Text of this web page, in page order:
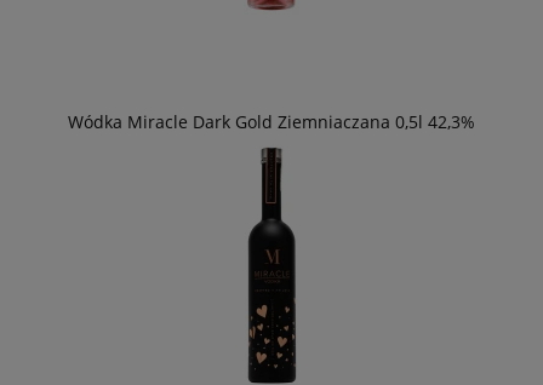
Wódka Miracle Dark Gold Ziemniaczana 0,5l 42,3%